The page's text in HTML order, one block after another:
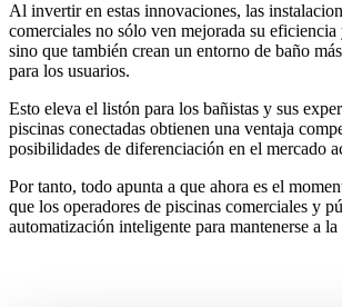
Al invertir en estas innovaciones, las
comerciales no sólo ven mejorada su eficiencia
sino que también crean un entorno de baño
para los usuarios.
Esto eleva el listón para los bañistas y sus
piscinas conectadas obtienen una ventaja
posibilidades de diferenciación en el mercado
Por tanto, todo apunta a que ahora es el
que los operadores de piscinas comerciales y
automatización inteligente para mantenerse a la